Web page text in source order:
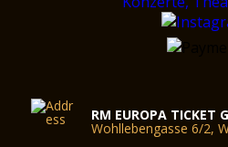
RM EUROPA TICKET
Wohllebengasse 6/2,